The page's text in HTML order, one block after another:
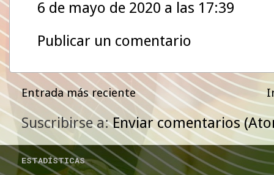
6 de mayo de 2020 a las 17:39
Publicar un comentario
Entrada más reciente
Suscribirse a:Enviar comentarios
ESTADÍSTICAS